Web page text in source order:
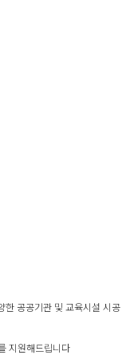
한 공공기관 및 교육시설 시공
지원해드립니다